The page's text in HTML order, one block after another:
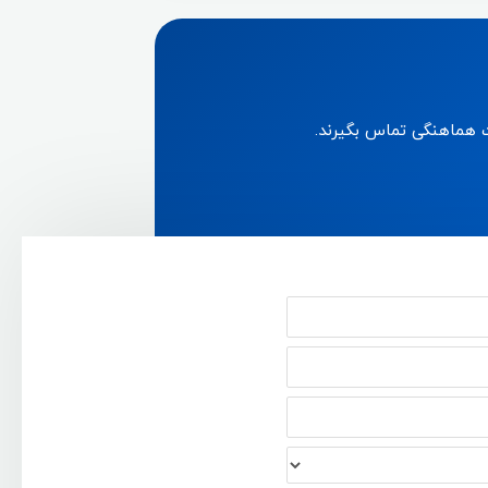
هماهنگی تماس بگیرند.